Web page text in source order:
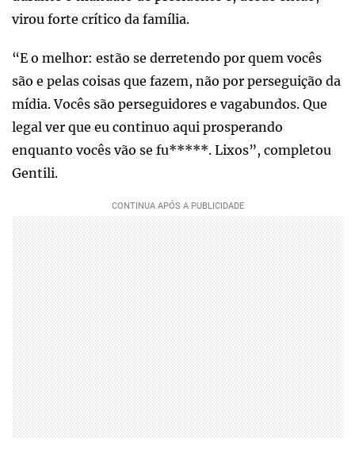
virou forte crítico da família.
“E o melhor: estão se derretendo por quem vocês
são e pelas coisas que fazem, não por perseguição da
mídia. Vocês são perseguidores e vagabundos. Que
legal ver que eu continuo aqui prosperando
enquanto vocês vão se fu*****. Lixos”, completou
Gentili.